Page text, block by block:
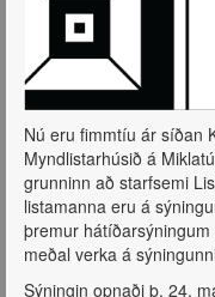
Nú eru fimmtíu ár síðan
Myndlistarhúsið á
grunninn að starfsemi
listamanna eru á
þremur
meðal verka á
Sýningin opnaði þ. 24.